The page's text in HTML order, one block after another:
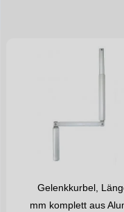
Gelenkkurbel,
mm komplett aus